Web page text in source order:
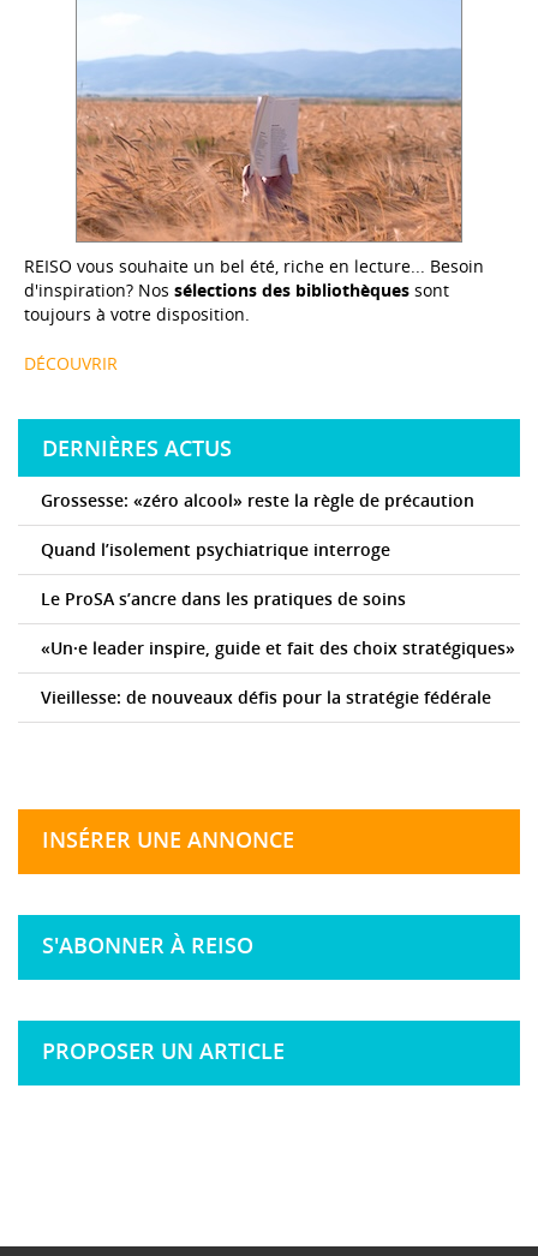
REISO vous souhaite un bel été, riche en lecture... Besoin
d'inspiration? Nos sélections des bibliothèques sont
toujours à votre disposition.
DÉCOUVRIR
DERNIÈRES ACTUS
Grossesse: «zéro alcool» reste la règle de précaution
Quand l’isolement psychiatrique interroge
Le ProSA s’ancre dans les pratiques de soins
«Un·e leader inspire, guide et fait des choix stratégiques»
Vieillesse: de nouveaux défis pour la stratégie fédérale
INSÉRER UNE ANNONCE
S'ABONNER À REISO
PROPOSER UN ARTICLE